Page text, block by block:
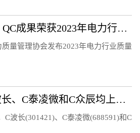
国网天津经研院：QC成果荣获2023年电力行业质量管理小组活动成果三等奖
量管理协会发布2023年电力行业质量
新股持续走高 C波长、C泰凌微和C众辰均上涨超过20%
C波长(301421)、C泰凌微(688591)和C